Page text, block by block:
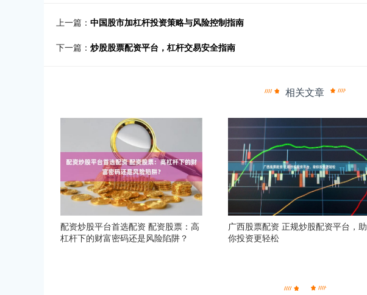
上一篇： 中国股市加杠杆投资策略与风险控制指南
下一篇： 炒股股票配资平台，杠杆交易安全指南
相关文章
配资炒股平台首选配资 配资股票：高
杠杆下的财富密码还是风险陷阱？
广西股票配资 正规炒股配资平台，助
你投资更轻松